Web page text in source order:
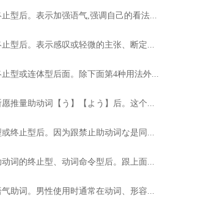
型后。表示加强语气,强调自己的看法...
型后。表示感叹或轻微的主张、断定...
型或连体型后面。除下面第4种用法外...
推量助动词【う】【よう】后。这个...
终止型后。因为跟禁止助动词な是同...
词的终止型、动词命令型后。跟上面...
助词。男性使用时通常在动词、形容...